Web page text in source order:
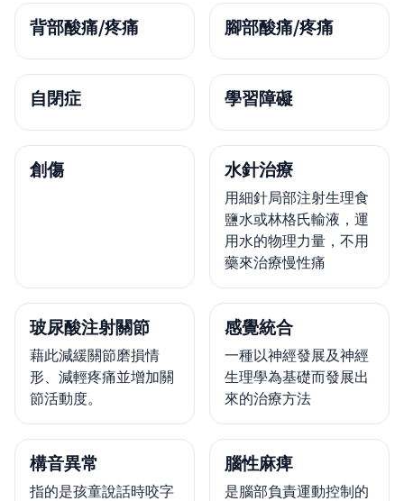
背部酸痛/疼痛 腳部酸痛/疼痛
自閉症 學習障礙
創傷 水針治療
用細針局部注射生理食
鹽水或林格氏輸液，運
用水的物理力量，不用
藥來治療慢性痛
玻尿酸注射關節
藉此減緩關節磨損情
形、減輕疼痛並增加關
節活動度。
感覺統合
一種以神經發展及神經
生理學為基礎而發展出
來的治療方法
構音異常
指的是孩童說話時咬字
腦性麻痺
是腦部負責運動控制的